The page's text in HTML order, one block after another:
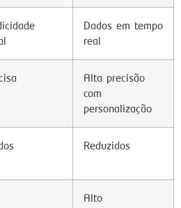
Dados em tempo
real
Alta precisão
com
personalização
Reduzidos
Alto